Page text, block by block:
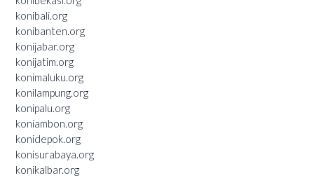
konibali.org
konibanten.org
konijabar.org
konijatim.org
konimaluku.org
konilampung.org
konipalu.org
koniambon.org
konidepok.org
konisurabaya.org
konikalbar.org